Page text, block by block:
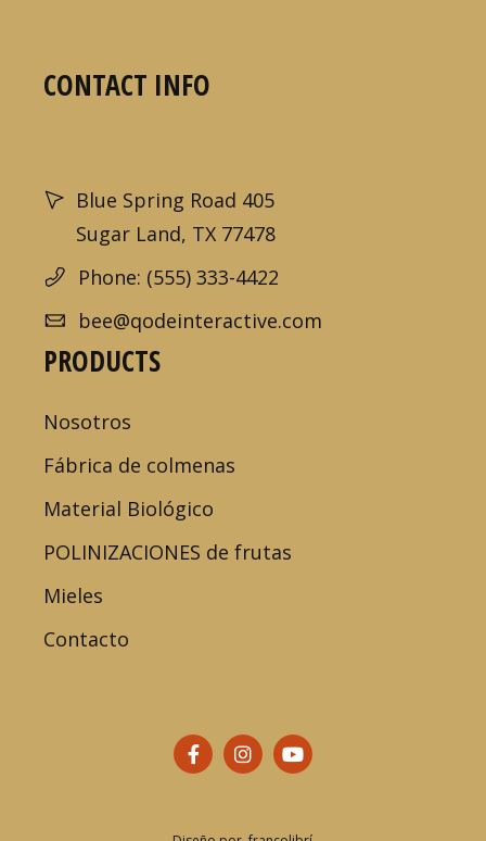
CONTACT INFO
Blue Spring Road 405
Sugar Land, TX 77478
Phone: (555) 333-4422
bee@qodeinteractive.com
PRODUCTS
Nosotros
Fábrica de colmenas
Material Biológico
POLINIZACIONES de frutas
Mieles
Contacto